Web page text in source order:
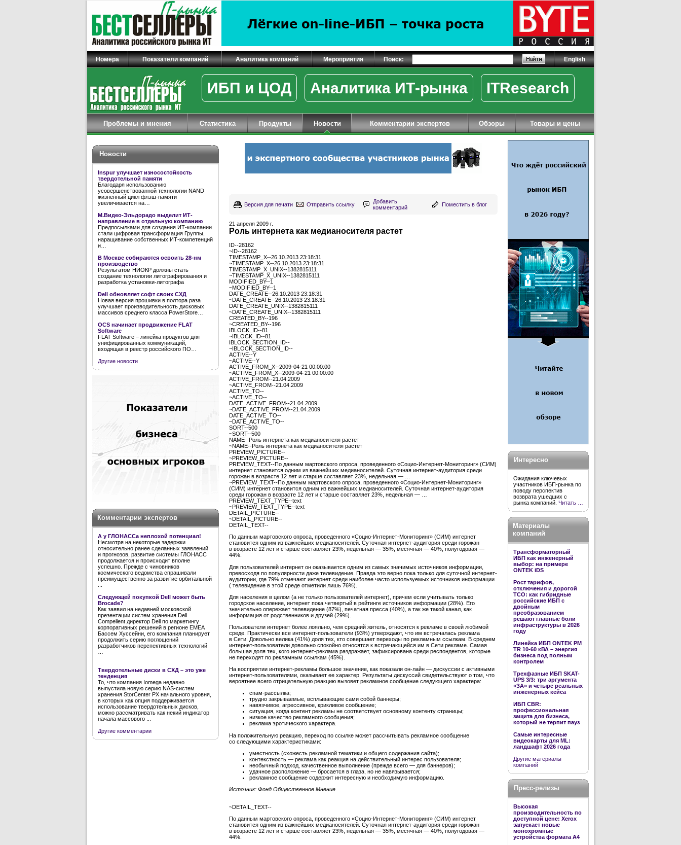
Номера Показатели компаний Аналитика компаний Мероприятия Поиск: English
ИБП и ЦОД Аналитика ИТ-рынка ITResearch
Проблемы и мнения Статистика Продукты Новости Комментарии экспертов Обзоры Товары и цены
Новости
Inspur улучшает износостойкость
твердотельной памяти
Благодаря использованию
усовершенствованной технологии NAND
жизненный цикл флэш-памяти
увеличивается на…
М.Видео-Эльдорадо выделит ИТ-
направление в отдельную компанию
Предпосылками для создания ИТ-компании
стали цифровая трансформация Группы,
наращивание собственных ИТ-компетенций
и…
В Москве собираются освоить 28-нм
производство
Результатом НИОКР должны стать
создание технологии литографирования и
разработка установки-литографа
Dell обновляет софт своих СХД
Новая версия прошивки в полтора раза
улучшает производительность дисковых
массивов среднего класса PowerStore…
OCS начинает продвижение FLAT
Software
FLAT Software – линейка продуктов для
унифицированных коммуникаций,
входящая в реестр российского ПО…
Другие новости
Комментарии экспертов
А у ГЛОНАССа неплохой потенциал!
Несмотря на некоторые задержки
относительно ранее сделанных заявлений
и прогнозов, развитие системы ГЛОНАСС
продолжается и происходит вполне
успешно. Прежде с чиновников
космического ведомства спрашивали
преимущественно за развитие орбитальной
Следующей покупкой Dell может быть
Brocade?
Как заявил на недавней московской
презентации систем хранения Dell
Compellent директор Dell по маркетингу
корпоративных решений в регионе EMEA
Бассем Хуссейни, его компания планирует
продолжить серию поглощений
разработчиков перспективных технологий
Твердотельные диски в СХД – это уже
тенденция
То, что компания Iomega недавно
выпустила новую серию NAS-систем
хранения StorCenter PX начального уровня,
в которых как опция поддерживается
использование твердотельных дисков,
можно рассматривать как некий индикатор
начала массового ...
Другие комментарии
Версия для печати Отправить ссылку
Добавить
комментарий
Поместить в блог
21 апреля 2009 г.
Роль интернета как медианосителя растет
ID--28162
~ID--28162
TIMESTAMP_X--26.10.2013 23:18:31
~TIMESTAMP_X--26.10.2013 23:18:31
TIMESTAMP_X_UNIX--1382815111
~TIMESTAMP_X_UNIX--1382815111
MODIFIED_BY--1
~MODIFIED_BY--1
DATE_CREATE--26.10.2013 23:18:31
~DATE_CREATE--26.10.2013 23:18:31
DATE_CREATE_UNIX--1382815111
~DATE_CREATE_UNIX--1382815111
CREATED_BY--196
~CREATED_BY--196
IBLOCK_ID--81
~IBLOCK_ID--81
IBLOCK_SECTION_ID--
~IBLOCK_SECTION_ID--
ACTIVE--Y
~ACTIVE--Y
ACTIVE_FROM_X--2009-04-21 00:00:00
~ACTIVE_FROM_X--2009-04-21 00:00:00
ACTIVE_FROM--21.04.2009
~ACTIVE_FROM--21.04.2009
ACTIVE_TO--
~ACTIVE_TO--
DATE_ACTIVE_FROM--21.04.2009
~DATE_ACTIVE_FROM--21.04.2009
DATE_ACTIVE_TO--
~DATE_ACTIVE_TO--
SORT--500
~SORT--500
NAME--Роль интернета как медианосителя растет
~NAME--Роль интернета как медианосителя растет
PREVIEW_PICTURE--
~PREVIEW_PICTURE--
PREVIEW_TEXT--По данным мартовского опроса, проведенного «Социо-Интернет-Мониторинг» (СИМ)
интернет становится одним из важнейших медианосителей. Суточная интернет-аудитория среди
горожан в возрасте 12 лет и старше составляет 23%, недельная — …
~PREVIEW_TEXT--По данным мартовского опроса, проведенного «Социо-Интернет-Мониторинг»
(СИМ) интернет становится одним из важнейших медианосителей. Суточная интернет-аудитория
среди горожан в возрасте 12 лет и старше составляет 23%, недельная — …
PREVIEW_TEXT_TYPE--text
~PREVIEW_TEXT_TYPE--text
DETAIL_PICTURE--
~DETAIL_PICTURE--
DETAIL_TEXT--
По данным мартовского опроса, проведенного «Социо-Интернет-Мониторинг» (СИМ) интернет
становится одним из важнейших медианосителей. Суточная интернет-аудитория среди горожан
в возрасте 12 лет и старше составляет 23%, недельная — 35%, месячная — 40%, полугодовая —
44%.
Для пользователей интернет он оказывается одним из самых значимых источников информации,
превосходя по популярности даже телевидение. Правда это верно пока только для суточной интернет-
аудитории, где 79% отмечают интернет среди наиболее часто используемых источников информации
( телевидение в этой среде отметили лишь 76%).
Для населения в целом (а не только пользователей интернет), причем если учитывать только
городское население, интернет пока четвертый в рейтинге источников информации (28%). Его
значительно опережает телевидение (87%), печатная пресса (40%), а так же такой канал, как
информация от родственников и друзей (29%).
Пользователи интернет более лояльно, чем средний житель, относятся к рекламе в своей любимой
среде. Практически все интернет-пользователи (93%) утверждают, что им встречалась реклама
в Сети. Довольно велика (41%) доля тех, кто совершает переходы по рекламным ссылкам. В среднем
интернет-пользователи довольно спокойно относятся к встречающейся им в Сети рекламе. Самая
большая доля тех, кого интернет-реклама раздражает, зафиксирована среди респондентов, которые
не переходят по рекламным ссылкам (45%).
На восприятии интернет-рекламы большое значение, как показали он-лайн — дискуссии с активными
интернет-пользователями, оказывает ее характер. Результаты дискуссий свидетельствуют о том, что
вероятнее всего отрицательную реакцию вызовет рекламное сообщение следующего характера:
спам-рассылка;
трудно закрываемые, всплывающие сами собой баннеры;
навязчивое, агрессивное, крикливое сообщение;
ситуация, когда контент рекламы не соответствует основному контенту страницы;
низкое качество рекламного сообщения;
реклама эротического характера.
На положительную реакцию, переход по ссылке может рассчитывать рекламное сообщение
со следующими характеристиками:
уместность (схожесть рекламной тематики и общего содержания сайта);
контекстность — реклама как реакция на действительный интерес пользователя;
необычный подход, качественное выполнение (прежде всего — для баннеров);
удачное расположение — бросается в глаза, но не навязывается;
рекламное сообщение содержит интересную и необходимую информацию.
Источник: Фонд Общественное Мнение
~DETAIL_TEXT--
По данным мартовского опроса, проведенного «Социо-Интернет-Мониторинг» (СИМ) интернет
становится одним из важнейших медианосителей. Суточная интернет-аудитория среди горожан
в возрасте 12 лет и старше составляет 23%, недельная — 35%, месячная — 40%, полугодовая —
44%.
Интересно
Ожидания ключевых
участников ИБП-рынка по
поводу перспектив
возврата ушедших с
рынка компаний. Читать …
Материалы
компаний
Трансформаторный
ИБП как инженерный
выбор: на примере
ONTEK iDS
Рост тарифов,
отключения и дорогой
TCO: как гибридные
российские ИБП с
двойным
преобразованием
решают главные боли
инфраструктуры в 2026
году
Линейка ИБП ONTEK PM
TR 10-60 кВА – энергия
бизнеса под полным
контролем
Трехфазные ИБП SKAT-
UPS 3/3: три аргумента
«ЗА» и четыре реальных
инженерных кейса
ИБП CBR:
профессиональная
защита для бизнеса,
который не терпит пауз
Самые интересные
видеокарты для ML:
ландшафт 2026 года
Другие материалы
компаний
Пресс-релизы
Высокая
производительность по
доступной цене: Xerox
запускает новые
монохромные
устройства формата А4